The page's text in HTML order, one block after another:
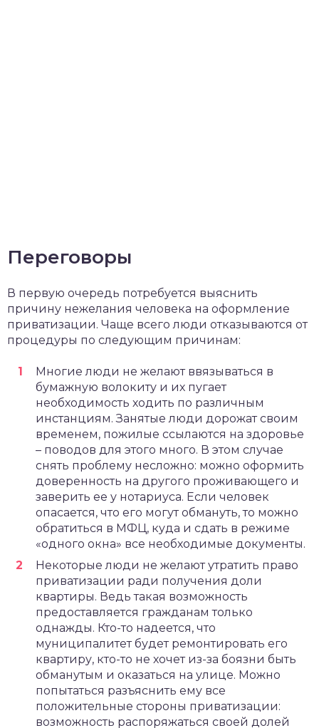
Переговоры
В первую очередь потребуется выяснить
причину нежелания человека на оформление
приватизации. Чаще всего люди отказываются от
процедуры по следующим причинам:
Многие люди не желают ввязываться в
бумажную волокиту и их пугает
необходимость ходить по различным
инстанциям. Занятые люди дорожат своим
временем, пожилые ссылаются на здоровье
– поводов для этого много. В этом случае
снять проблему несложно: можно оформить
доверенность на другого проживающего и
заверить ее у нотариуса. Если человек
опасается, что его могут обмануть, то можно
обратиться в МФЦ, куда и сдать в режиме
«одного окна» все необходимые документы.
Некоторые люди не желают утратить право
приватизации ради получения доли
квартиры. Ведь такая возможность
предоставляется гражданам только
однажды. Кто-то надеется, что
муниципалитет будет ремонтировать его
квартиру, кто-то не хочет из-за боязни быть
обманутым и оказаться на улице. Можно
попытаться разъяснить ему все
положительные стороны приватизации:
возможность распоряжаться своей долей